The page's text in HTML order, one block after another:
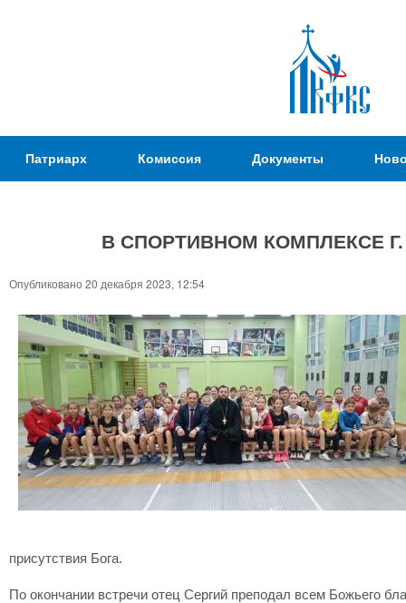
Патриаршая
Комиссия
вопросам
физической
культуры и
спорта
Патриарх Комиссия Документы
Вы
В СПОРТИВНОМ КОМПЛЕКСЕ
Опубликовано 20 декабря 2023, 12:54
присутствия Бога.
По окончании встречи отец Сергий преподал всем Божьего